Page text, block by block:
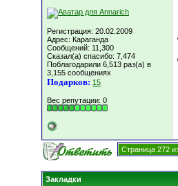
Регистрация: 20.02.2009
Адрес: Караганда
Сообщений: 11,300
Сказал(а) спасибо: 7,474
Поблагодарили 6,513 раз(а) в
3,155 сообщениях
Подарков: 15
Вес репутации: 0
Страница 272
Закладки